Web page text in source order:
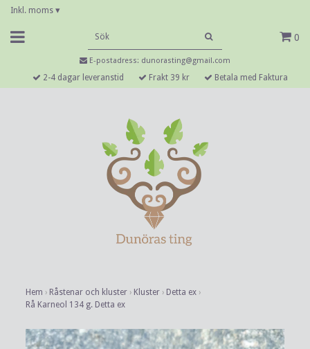
Inkl. moms ▾
0
E-postadress: dunorasting@gmail.com
2-4 dagar leveranstid Frakt 39 kr Betala med Faktura
Hem › Råstenar och kluster › Kluster › Detta ex ›
Rå Karneol 134 g. Detta ex